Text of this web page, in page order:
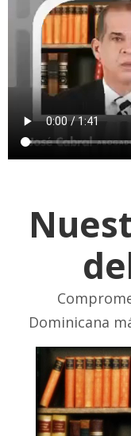
Dominicana